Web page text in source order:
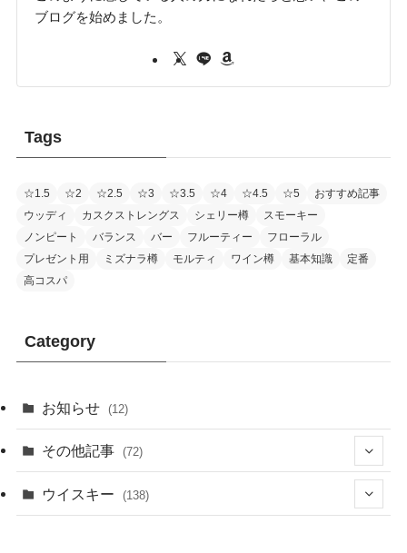
ブログを始めました。
Tags
☆1.5 ☆2 ☆2.5 ☆3 ☆3.5 ☆4 ☆4.5 ☆5
おすすめ記事
ウッディ
カスクストレングス シェリー樽
スモーキー
ノンピート
バランス バー フルーティー
フローラル
プレゼント用
ミズナラ樽 モルティ ワイン樽 基本知識
定番
高コスパ
Category
お知らせ (12)
その他記事 (72)
ウイスキー (138)